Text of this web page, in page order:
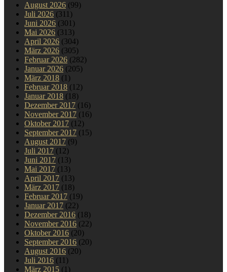
August 2026 (99)
Juli 2026 (311)
Juni 2026 (301)
Mai 2026 (313)
April 2026 (304)
März 2026 (305)
Februar 2026 (282)
Januar 2026 (205)
März 2018 (1)
Februar 2018 (12)
Januar 2018 (18)
Dezember 2017 (16)
November 2017 (16)
Oktober 2017 (12)
September 2017 (15)
August 2017 (9)
Juli 2017 (12)
Juni 2017 (13)
Mai 2017 (13)
April 2017 (13)
März 2017 (18)
Februar 2017 (19)
Januar 2017 (22)
Dezember 2016 (18)
November 2016 (22)
Oktober 2016 (20)
September 2016 (20)
August 2016 (20)
Juli 2016 (11)
März 2015 (1)